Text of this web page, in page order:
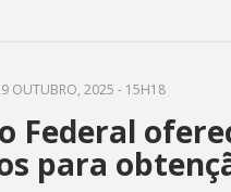
OUTUBRO, 2025 - 15H18
Federal
para